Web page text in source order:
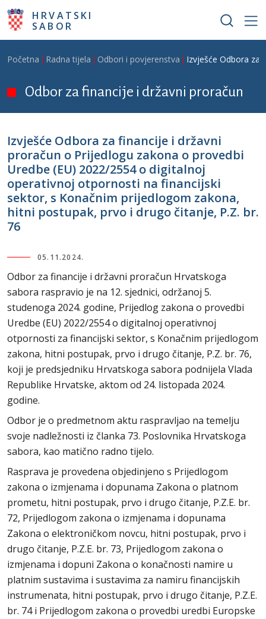
Skoči na glavni sadržaj
HRVATSKI
SABOR
Breadcrumb
Početna Radna tijela Odbori i povjerenstva Izvješće Odbora za
Odbor za financije i državni proračun
Izvješće Odbora za financije i državni
proračun o Prijedlogu zakona o provedbi
Uredbe (EU) 2022/2554 o digitalnoj
operativnoj otpornosti na financijski
sektor, s Konačnim prijedlogom zakona,
hitni postupak, prvo i drugo čitanje, P.Z. br.
76
05.11.2024.
Odbor za financije i državni proračun Hrvatskoga
sabora raspravio je na 12. sjednici, održanoj 5.
studenoga 2024. godine, Prijedlog zakona o provedbi
Uredbe (EU) 2022/2554 o digitalnoj operativnoj
otpornosti za financijski sektor, s Konačnim prijedlogom
zakona, hitni postupak, prvo i drugo čitanje, P.Z. br. 76,
koji je predsjedniku Hrvatskoga sabora podnijela Vlada
Republike Hrvatske, aktom od 24. listopada 2024.
godine.
Odbor je o predmetnom aktu raspravljao na temelju
svoje nadležnosti iz članka 73. Poslovnika Hrvatskoga
sabora, kao matično radno tijelo.
Rasprava je provedena objedinjeno s Prijedlogom
zakona o izmjenama i dopunama Zakona o platnom
prometu, hitni postupak, prvo i drugo čitanje, P.Z.E. br.
72, Prijedlogom zakona o izmjenama i dopunama
Zakona o elektroničkom novcu, hitni postupak, prvo i
drugo čitanje, P.Z.E. br. 73, Prijedlogom zakona o
izmjenama i dopuni Zakona o konačnosti namire u
platnim sustavima i sustavima za namiru financijskih
instrumenata, hitni postupak, prvo i drugo čitanje, P.Z.E.
br. 74 i Prijedlogom zakona o provedbi uredbi Europske